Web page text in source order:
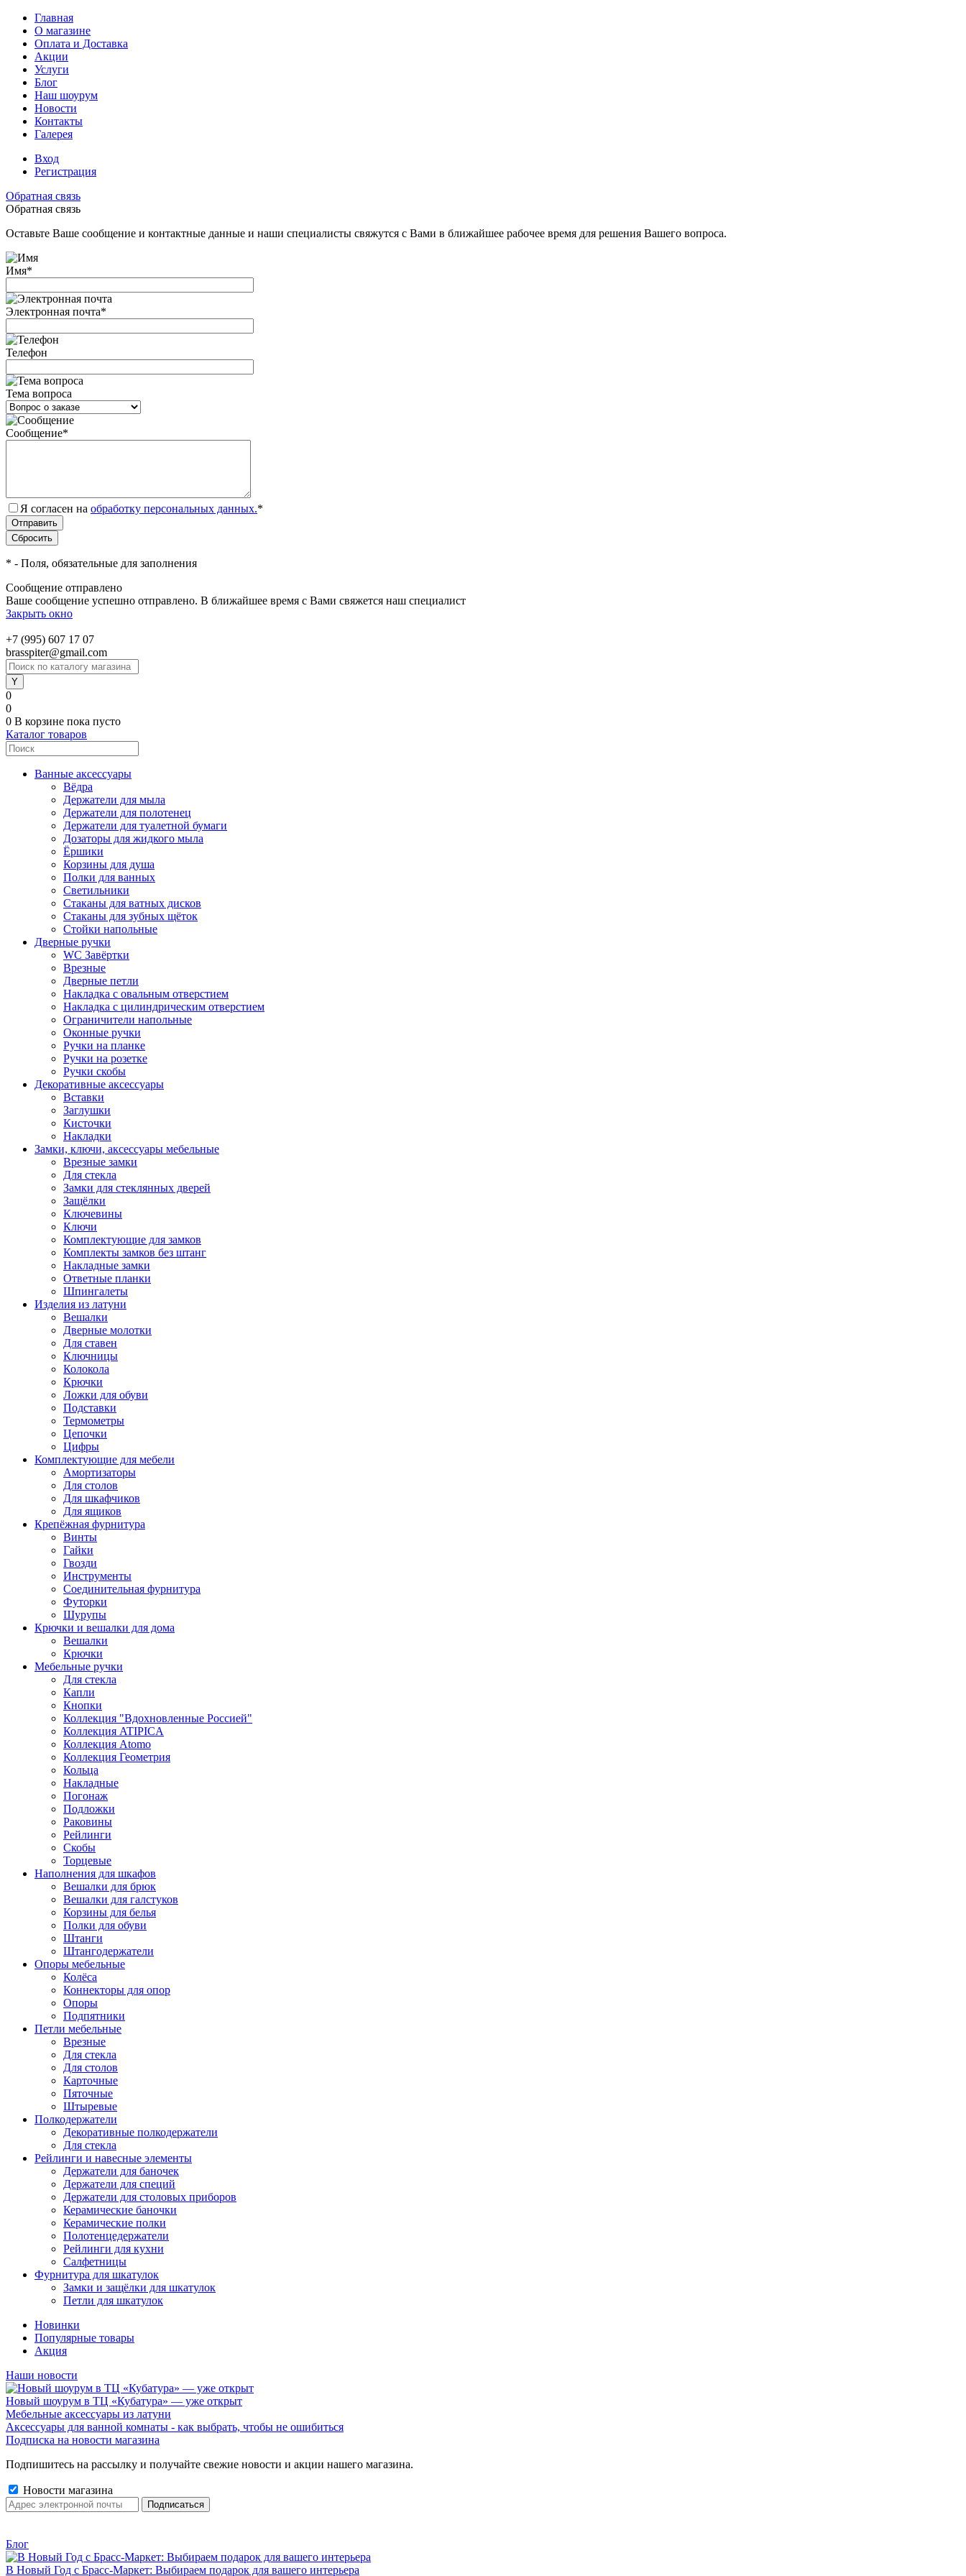
Главная
О магазине
Оплата и Доставка
Акции
Услуги
Блог
Наш шоурум
Новости
Контакты
Галерея
Вход
Регистрация
Обратная связь
Обратная связь
Оставьте Ваше сообщение и контактные данные и наши специалисты свяжутся с Вами в ближайшее рабочее время для решения Вашего вопроса.
Имя*
Электронная почта*
Телефон
Тема вопроса
Сообщение*
Я согласен на обработку персональных данных.*
* - Поля, обязательные для заполнения
Сообщение отправлено
Ваше сообщение успешно отправлено. В ближайшее время с Вами свяжется наш специалист
Закрыть окно
+7 (995) 607 17 07
brasspiter@gmail.com
0
0
0 В корзине пока пусто
Каталог товаров
Ванные аксессуары
Вёдра
Держатели для мыла
Держатели для полотенец
Держатели для туалетной бумаги
Дозаторы для жидкого мыла
Ёршики
Корзины для душа
Полки для ванных
Светильники
Стаканы для ватных дисков
Стаканы для зубных щёток
Стойки напольные
Дверные ручки
WC Завёртки
Врезные
Дверные петли
Накладка с овальным отверстием
Накладка с цилиндрическим отверстием
Ограничители напольные
Оконные ручки
Ручки на планке
Ручки на розетке
Ручки скобы
Декоративные аксессуары
Вставки
Заглушки
Кисточки
Накладки
Замки, ключи, аксессуары мебельные
Врезные замки
Для стекла
Замки для стеклянных дверей
Защёлки
Ключевины
Ключи
Комплектующие для замков
Комплекты замков без штанг
Накладные замки
Ответные планки
Шпингалеты
Изделия из латуни
Вешалки
Дверные молотки
Для ставен
Ключницы
Колокола
Крючки
Ложки для обуви
Подставки
Термометры
Цепочки
Цифры
Комплектующие для мебели
Амортизаторы
Для столов
Для шкафчиков
Для ящиков
Крепёжная фурнитура
Винты
Гайки
Гвозди
Инструменты
Соединительная фурнитура
Футорки
Шурупы
Крючки и вешалки для дома
Вешалки
Крючки
Мебельные ручки
Для стекла
Капли
Кнопки
Коллекция "Вдохновленные Россией"
Коллекция ATIPICA
Коллекция Atomo
Коллекция Геометрия
Кольца
Накладные
Погонаж
Подложки
Раковины
Рейлинги
Скобы
Торцевые
Наполнения для шкафов
Вешалки для брюк
Вешалки для галстуков
Корзины для белья
Полки для обуви
Штанги
Штангодержатели
Опоры мебельные
Колёса
Коннекторы для опор
Опоры
Подпятники
Петли мебельные
Врезные
Для стекла
Для столов
Карточные
Пяточные
Штыревые
Полкодержатели
Декоративные полкодержатели
Для стекла
Рейлинги и навесные элементы
Держатели для баночек
Держатели для специй
Держатели для столовых приборов
Керамические баночки
Керамические полки
Полотенцедержатели
Рейлинги для кухни
Салфетницы
Фурнитура для шкатулок
Замки и защёлки для шкатулок
Петли для шкатулок
Новинки
Популярные товары
Акция
Наши новости
Новый шоурум в ТЦ «Кубатура» — уже открыт
Мебельные аксессуары из латуни
Аксессуары для ванной комнаты - как выбрать, чтобы не ошибиться
Подписка на новости магазина
Подпишитесь на рассылку и получайте свежие новости и акции нашего магазина.
Новости магазина
Блог
В Новый Год с Брасс-Маркет: Выбираем подарок для вашего интерьера